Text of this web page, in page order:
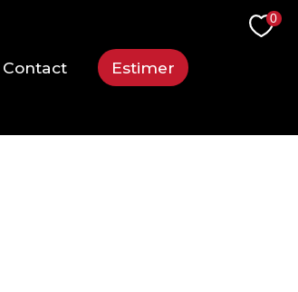
0
Contact Estimer